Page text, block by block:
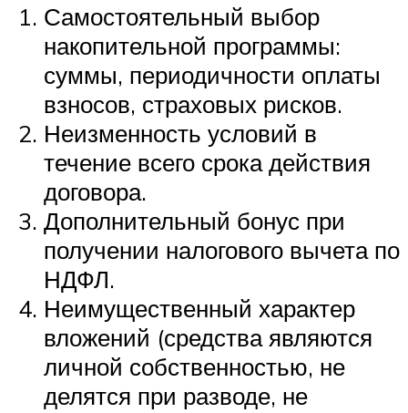
Самостоятельный выбор
накопительной программы:
суммы, периодичности оплаты
взносов, страховых рисков.
Неизменность условий в
течение всего срока действия
договора.
Дополнительный бонус при
получении налогового вычета по
НДФЛ.
Неимущественный характер
вложений (средства являются
личной собственностью, не
делятся при разводе, не